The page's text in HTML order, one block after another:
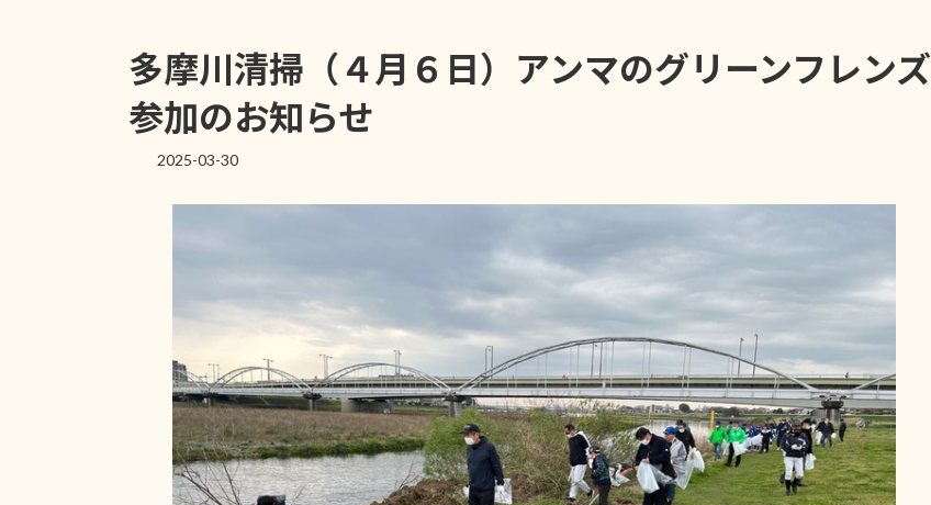
多摩川清掃（４月６日）アンマのグリーンフレンズ
参加のお知らせ
2025-03-30